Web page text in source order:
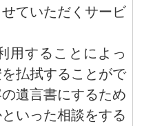
ていただくサービ
用することによっ
払拭することがで
遺言書にするため
いった相談をする